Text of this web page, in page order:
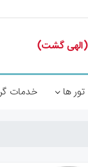
تور ها خدمات